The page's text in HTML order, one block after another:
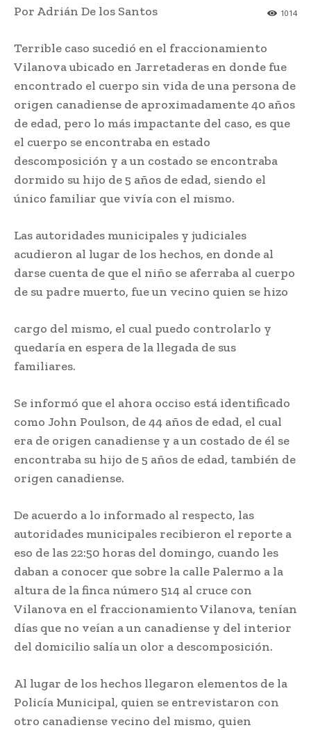
1014
Por Adrián De los Santos
Terrible caso sucedió en el fraccionamiento
Vilanova ubicado en Jarretaderas en donde fue
encontrado el cuerpo sin vida de una persona de
origen canadiense de aproximadamente 40 años
de edad, pero lo más impactante del caso, es que
el cuerpo se encontraba en estado
descomposición y a un costado se encontraba
dormido su hijo de 5 años de edad, siendo el
único familiar que vivía con el mismo.
Las autoridades municipales y judiciales
acudieron al lugar de los hechos, en donde al
darse cuenta de que el niño se aferraba al cuerpo
de su padre muerto, fue un vecino quien se hizo
cargo del mismo, el cual puedo controlarlo y
quedaría en espera de la llegada de sus
familiares.
Se informó que el ahora occiso está identificado
como John Poulson, de 44 años de edad, el cual
era de origen canadiense y a un costado de él se
encontraba su hijo de 5 años de edad, también de
origen canadiense.
De acuerdo a lo informado al respecto, las
autoridades municipales recibieron el reporte a
eso de las 22:50 horas del domingo, cuando les
daban a conocer que sobre la calle Palermo a la
altura de la finca número 514 al cruce con
Vilanova en el fraccionamiento Vilanova, tenían
días que no veían a un canadiense y del interior
del domicilio salía un olor a descomposición.
Al lugar de los hechos llegaron elementos de la
Policía Municipal, quien se entrevistaron con
otro canadiense vecino del mismo, quien